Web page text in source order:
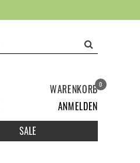
SALE
WARENKORB0
ANMELDEN